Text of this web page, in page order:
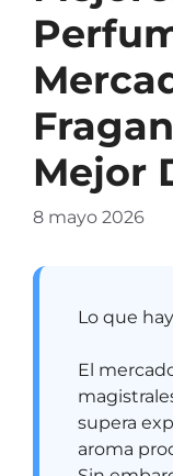
Mejor
8 mayo 2026
Lo que
El
supera
aroma